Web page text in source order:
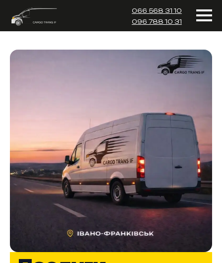
066 568 31 10
096 788 10 31